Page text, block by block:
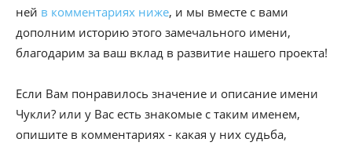
ней в комментариях ниже, и мы вместе с вами
дополним историю этого замечального имени,
благодарим за ваш вклад в развитие нашего проекта!
Если Вам понравилось значение и описание имени
Чукли? или у Вас есть знакомые с таким именем,
опишите в комментариях - какая у них судьба,